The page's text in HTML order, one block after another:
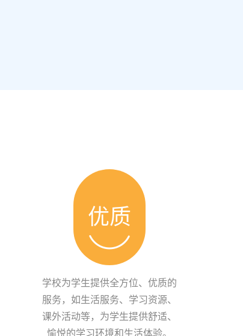
优质
学校为学生提供全方位、优质的
服务，如生活服务、学习资源、
课外活动等，为学生提供舒适、
愉悦的学习环境和生活体验。